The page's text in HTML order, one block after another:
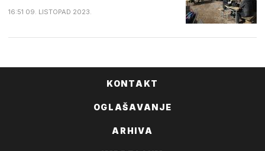
16:51 09. LISTOPAD 2023.
KONTAKT
OGLAŠAVANJE
ARHIVA